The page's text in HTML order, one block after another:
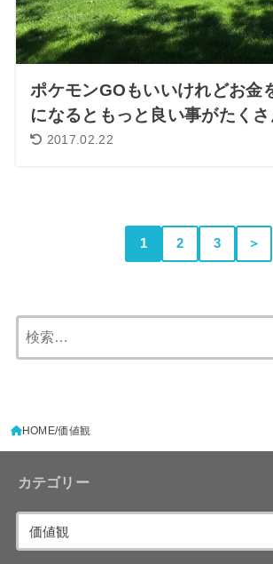
ポケモンGOもいいけれどお金
になるともっと良い事がたくさ
2017.02.22
1 2 3 ＞
索:
HOME 価値観
カテゴリー